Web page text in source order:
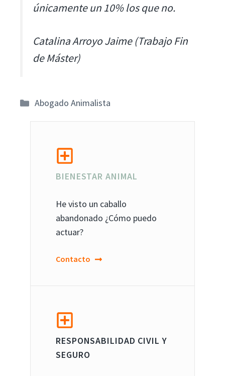
únicamente un 10% los que no.
Catalina Arroyo Jaime (Trabajo Fin
de Máster)
Categorías
Abogado Animalista
BIENESTAR ANIMAL
He visto un caballo
abandonado ¿Cómo puedo
actuar?
Contacto
RESPONSABILIDAD CIVIL Y
SEGURO